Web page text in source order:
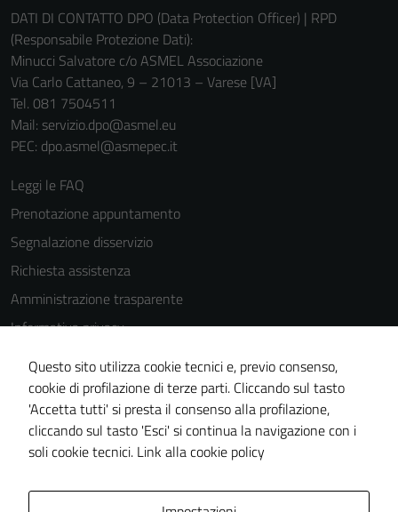
DATI DI CONTATTO DPO (Data Protection Officer) | RPD
(Responsabile Protezione Dati):
Minucci Salvatore c/o ASMEL Associazione
Via Carlo Cattaneo, 9 – 21013 – Varese [VA]
Tel. 081 7504511
Mail: servizio.dpo@asmel.eu
PEC: dpo.asmel@asmepec.it
Leggi le FAQ
Prenotazione appuntamento
Segnalazione disservizio
Richiesta assistenza
Amministrazione trasparente
Informativa privacy
Cookie Policy
Note legali
Dichiarazione di accessibilità
Piano di miglioramento del sito
Questo sito utilizza cookie tecnici e, previo consenso,
cookie di profilazione di terze parti. Cliccando sul tasto
'Accetta tutti' si presta il consenso alla profilazione,
cliccando sul tasto 'Esci' si continua la navigazione con i
soli cookie tecnici. Link alla cookie policy
non raccolgono
personali.